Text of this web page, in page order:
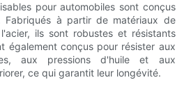
pour automobiles sont conçus
Fabriqués à partir de matériaux de
ils sont robustes et résistants
également conçus pour résister aux
aux pressions d'huile et aux
ce qui garantit leur longévité.